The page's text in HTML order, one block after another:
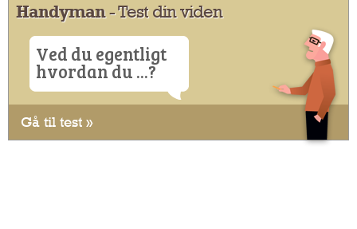
Handyman- Test din viden
Ved du egentligt
hvordan du ...?
Gå til test »